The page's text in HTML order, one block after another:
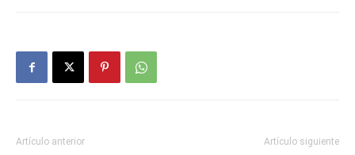
Artículo anterior Artículo siguiente